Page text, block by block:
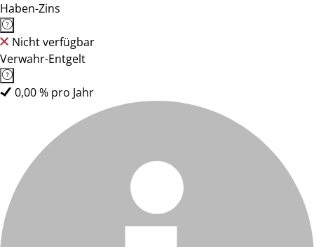
Haben-Zins
Nicht verfügbar
Verwahr-Entgelt
0,00 % pro Jahr